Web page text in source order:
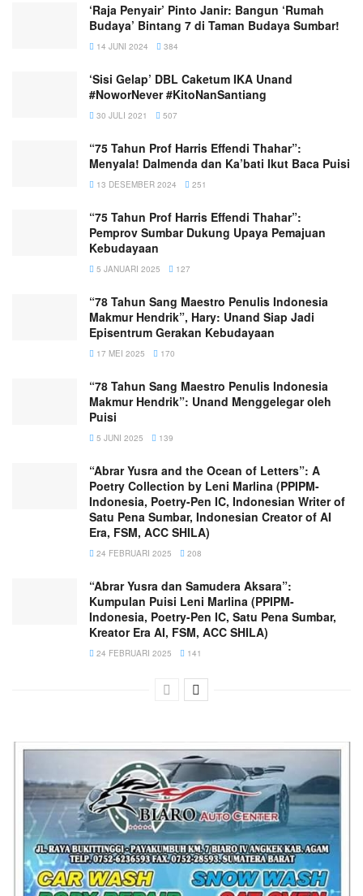
‘Raja Penyair’ Pinto Janir: Bangun ‘Rumah
Budaya’ Bintang 7 di Taman Budaya Sumbar!
14 JUNI 2024 384
‘Sisi Gelap’ DBL Caketum IKA Unand
#NoworNever #KitoNanSantiang
30 JULI 2021 507
“75 Tahun Prof Harris Effendi Thahar”:
Menyala! Dalmenda dan Ka’bati Ikut Baca Puisi
13 DESEMBER 2024 251
“75 Tahun Prof Harris Effendi Thahar”:
Pemprov Sumbar Dukung Upaya Pemajuan
Kebudayaan
5 JANUARI 2025 127
“78 Tahun Sang Maestro Penulis Indonesia
Makmur Hendrik”, Hary: Unand Siap Jadi
Episentrum Gerakan Kebudayaan
17 MEI 2025 170
“78 Tahun Sang Maestro Penulis Indonesia
Makmur Hendrik”: Unand Menggelegar oleh
Puisi
5 JUNI 2025 139
“Abrar Yusra and the Ocean of Letters”: A
Poetry Collection by Leni Marlina (PPIPM-
Indonesia, Poetry-Pen IC, Indonesian Writer of
Satu Pena Sumbar, Indonesian Creator of AI
Era, FSM, ACC SHILA)
24 FEBRUARI 2025 208
“Abrar Yusra dan Samudera Aksara”:
Kumpulan Puisi Leni Marlina (PPIPM-
Indonesia, Poetry-Pen IC, Satu Pena Sumbar,
Kreator Era AI, FSM, ACC SHILA)
24 FEBRUARI 2025 141